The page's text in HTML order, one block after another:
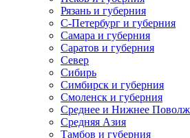
Рязань и губерния
С-Петербург и губерния
Самара и губерния
Саратов и губерния
Север
Сибирь
Симбирск и губерния
Смоленск и губерния
Среднее и Нижнее
Средняя Азия
Тамбов и губерния